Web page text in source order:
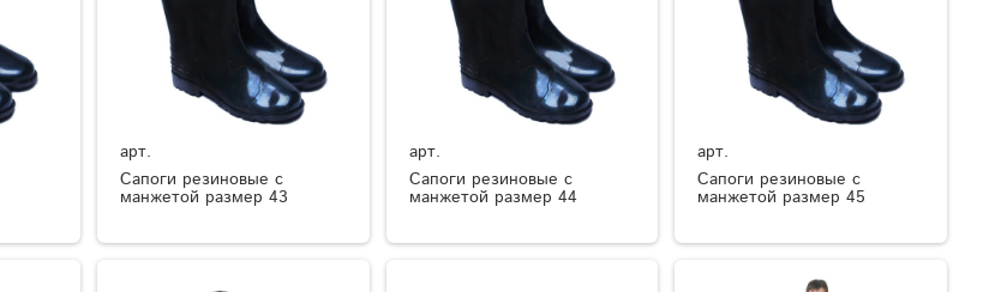
арт.
Сапоги резиновые с
манжетой размер 43
арт.
Сапоги резиновые с
манжетой размер 44
арт.
Сапоги резиновые с
манжетой размер 45